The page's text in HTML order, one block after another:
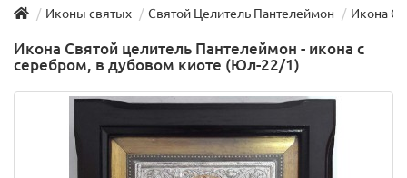
Иконы святых Святой Целитель Пантелеймон Икона
Икона Святой целитель Пантелеймон - икона с
серебром, в дубовом киоте (Юл-22/1)